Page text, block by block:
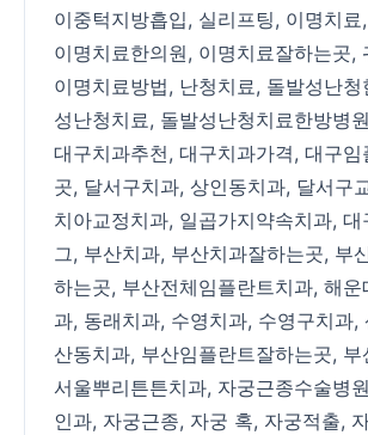
이중턱지방흡입, 실리프팅, 이명치료,
이명치료한의원, 이명치료잘하는곳,
이명치료방법, 난청치료, 돌발성난청
성난청치료, 돌발성난청치료한방병원
대구치과추천, 대구치과가격, 대구임
곳, 달서구치과, 상인동치과, 달서구
치아교정치과, 일곱가지약속치과, 대
그, 부산치과, 부산치과잘하는곳, 부
하는곳, 부산전체임플란트치과, 해운
과, 동래치과, 수영치과, 수영구치과,
산동치과, 부산임플란트잘하는곳, 부
서울뿌리튼튼치과, 자궁근종수술병원
인과, 자궁근종, 자궁 혹, 자궁적출,